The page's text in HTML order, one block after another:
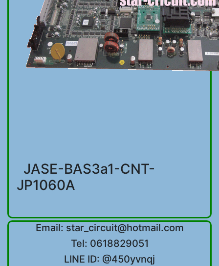
JASE-BAS3a1-CNT-
JP1060A
Email: star_circuit@hotmail.com
Tel: 0618829051
LINE ID: @450yvnqj